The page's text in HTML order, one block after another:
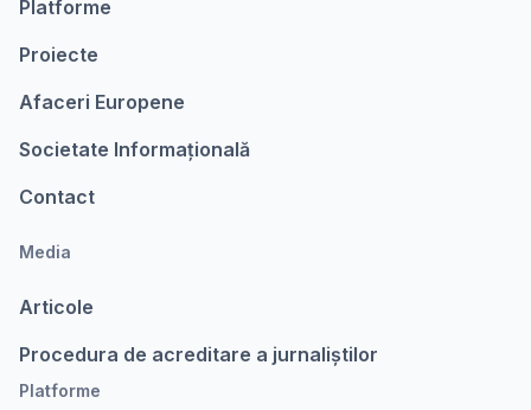
Platforme
Proiecte
Afaceri Europene
Societate Informațională
Contact
Media
Articole
Procedura de acreditare a jurnaliștilor
Platforme